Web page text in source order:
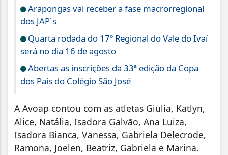
Arapongas vai receber a fase macrorregional
dos JAP`s
Quarta rodada do 17º Regional do Vale do Ivaí
será no dia 16 de agosto
Abertas as inscrições da 33ª edição da Copa
dos Pais do Colégio São José
A Avoap contou com as atletas Giulia, Katlyn,
Alice, Natália, Isadora Galvão, Ana Luiza,
Isadora Bianca, Vanessa, Gabriela Delecrode,
Ramona, Joelen, Beatriz, Gabriela e Marina.